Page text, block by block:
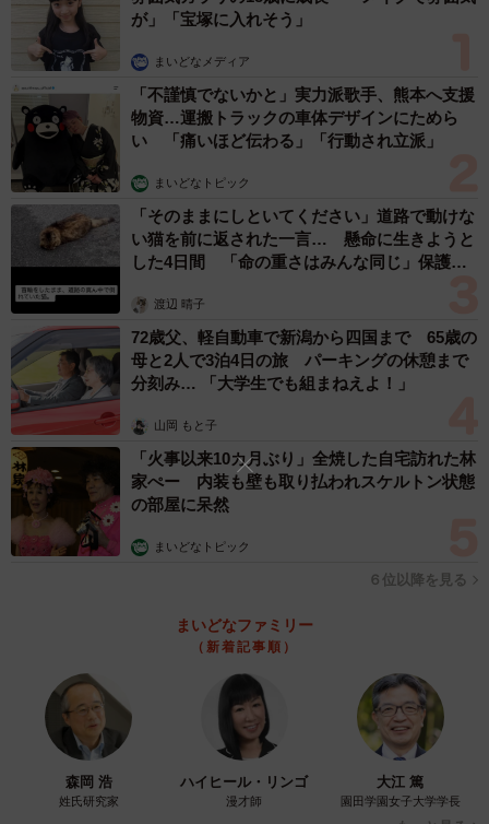
が」「宝塚に入れそう」
まいどなメディア
「不謹慎でないかと」実力派歌手、熊本へ支援
物資…運搬トラックの車体デザインにためら
い 「痛いほど伝わる」「行動され立派」
まいどなトピック
「そのままにしといてください」道路で動けな
い猫を前に返された一言… 懸命に生きようと
した4日間 「命の重さはみんな同じ」保護団
渡辺 晴子
72歳父、軽自動車で新潟から四国まで 65歳の
母と2人で3泊4日の旅 パーキングの休憩まで
分刻み… 「大学生でも組まねえよ！」
山岡 もと子
「火事以来10カ月ぶり」全焼した自宅訪れた林
家ぺー 内装も壁も取り払われスケルトン状態
の部屋に呆然
まいどなトピック
６位以降を見る
まいどなファミリー
（新着記事順）
森岡 浩
姓氏研究家
ハイヒール・リンゴ
漫才師
大江 篤
園田学園女子大学学長